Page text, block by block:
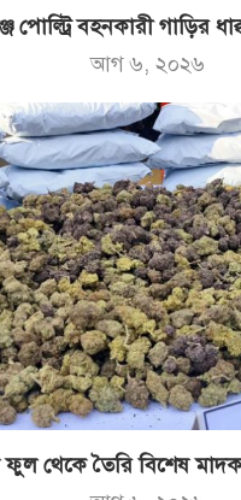
পোল্ট্রি বহনকারী গাড়ির
আগ ৬, ২০২৬
ফুল থেকে তৈরি বিশেষ